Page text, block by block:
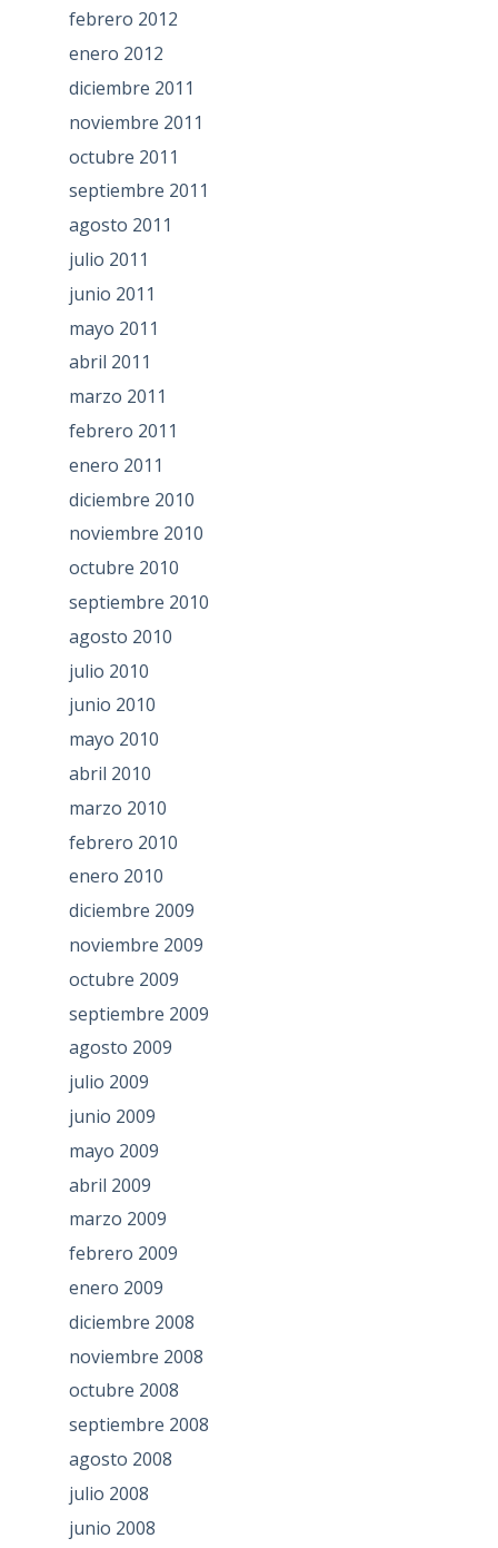
febrero 2012
enero 2012
diciembre 2011
noviembre 2011
octubre 2011
septiembre 2011
agosto 2011
julio 2011
junio 2011
mayo 2011
abril 2011
marzo 2011
febrero 2011
enero 2011
diciembre 2010
noviembre 2010
octubre 2010
septiembre 2010
agosto 2010
julio 2010
junio 2010
mayo 2010
abril 2010
marzo 2010
febrero 2010
enero 2010
diciembre 2009
noviembre 2009
octubre 2009
septiembre 2009
agosto 2009
julio 2009
junio 2009
mayo 2009
abril 2009
marzo 2009
febrero 2009
enero 2009
diciembre 2008
noviembre 2008
octubre 2008
septiembre 2008
agosto 2008
julio 2008
junio 2008